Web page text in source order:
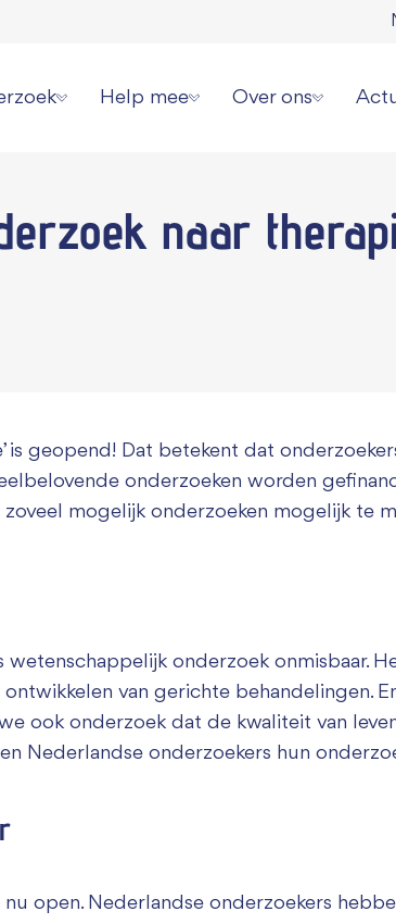
alle onderzoeken
Help mee
Zelf actievoeren
Zakelijk bijdragen
Over ons
Wie wij zijn
naar
is geopend! Dat betekent dat
onderzoeken worden
mogelijk onderzoeken mogelijk te
onderzoek onmisbaar.
van gerichte behandelingen.
ook onderzoek dat de kwaliteit van
Nederlandse onderzoekers hun
nu open. Nederlandse onderzoekers